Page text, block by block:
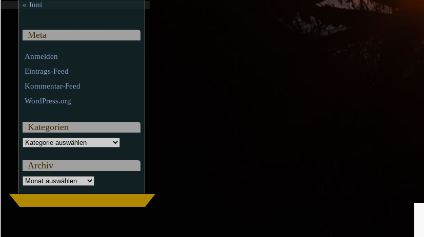
« Juni
Meta
Anmelden
Eintrags-Feed
Kommentar-Feed
WordPress.org
Kategorien
Kategorien
Archiv
Archiv